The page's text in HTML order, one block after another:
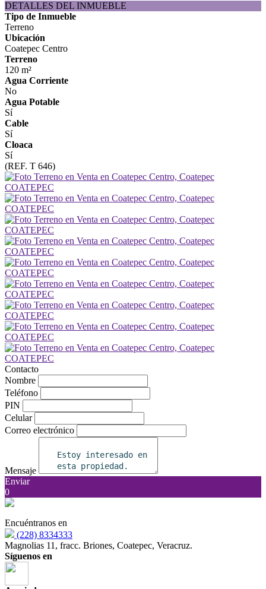
DETALLES DEL INMUEBLE
Tipo de Inmueble
Terreno
Ubicación
Coatepec Centro
Terreno
120 m²
Agua Corriente
No
Agua Potable
Sí
Cable
Sí
Cloaca
Sí
(REF. T 646)
Contacto
Nombre
Teléfono
PIN
Celular
Correo electrónico
Mensaje
Enviar
0
Encuéntranos en
(228) 8334333
Magnolias 11, fracc. Briones, Coatepec, Veracruz.
Síguenos en